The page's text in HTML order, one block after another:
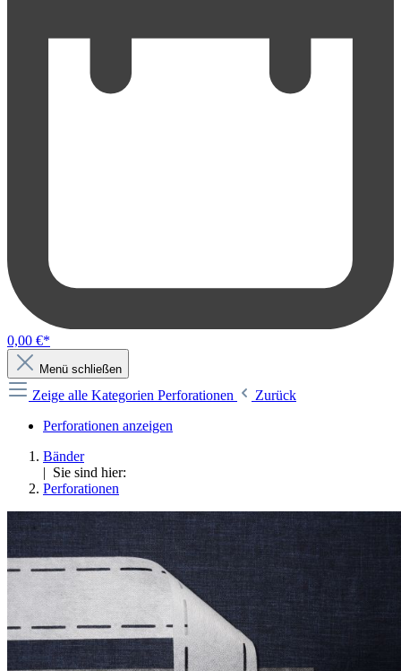
0,00 €*
Menü schließen
Zeige alle Kategorien Perforationen
Zurück
Perforationen anzeigen
Bänder
| Sie sind hier:
Perforationen